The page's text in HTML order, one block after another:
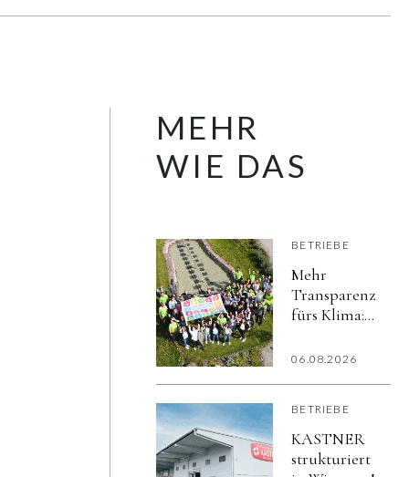
MEHR
WIE DAS
BETRIEBE
Mehr
Transparenz
fürs Klima:
Nachhaltigkeit
06.08.2026
BETRIEBE
KASTNER
strukturiert